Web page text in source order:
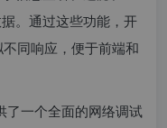
。通过这些功能，开
同响应，便于前端和
了一个全面的网络调试